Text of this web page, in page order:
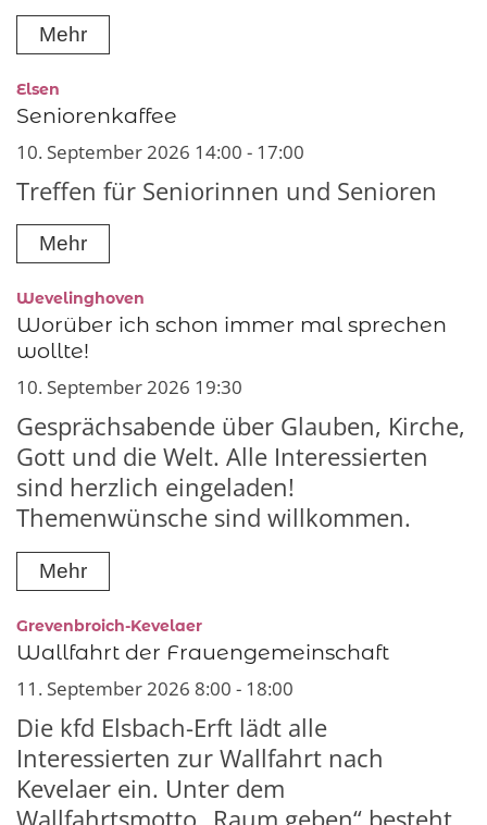
Mehr
Elsen
Seniorenkaffee
10. September 2026 14:00 - 17:00
Treffen für Seniorinnen und Senioren
Mehr
Wevelinghoven
Worüber ich schon immer mal sprechen
wollte!
10. September 2026 19:30
Gesprächsabende über Glauben, Kirche,
Gott und die Welt. Alle Interessierten
sind herzlich eingeladen!
Themenwünsche sind willkommen.
Mehr
Grevenbroich-Kevelaer:
Wallfahrt der Frauengemeinschaft
11. September 2026 8:00 - 18:00
Die kfd Elsbach-Erft lädt alle
Interessierten zur Wallfahrt nach
Kevelaer ein. Unter dem